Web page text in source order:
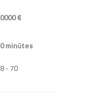
€
minūtes
- 70